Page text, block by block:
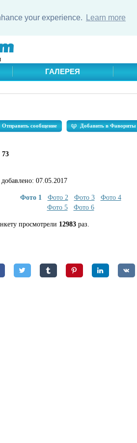
your experience. Learn more
ГАЛЕРЕЯ
Отправить сообщение Добавить в Фавориты
07.05.2017
Фото 1 Фото 2 Фото 3
Фото 4
Фото 5
Фото 6
просмотрели 12983раз.